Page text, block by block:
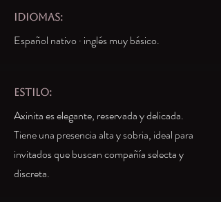
idiomas:
Español nativo · inglés muy básico.
estilo:
Axinita es elegante, reservada y delicada.
Tiene una presencia alta y sobria, ideal para
invitados que buscan compañía selecta y
discreta.